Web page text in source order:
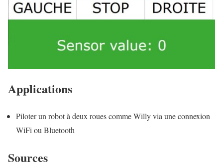
Applications
Piloter un robot à deux roues comme Willy via une connexion
WiFi ou Bluetooth
Sources